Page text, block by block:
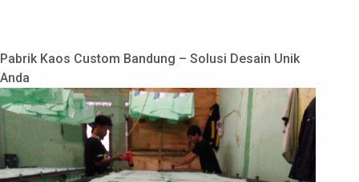
Pabrik Kaos Custom Bandung – Solusi Desain Unik
Anda